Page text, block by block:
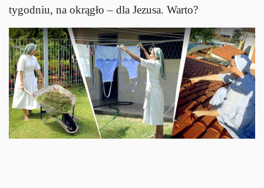
tygodniu, na okrągło – dla Jezusa. Warto?